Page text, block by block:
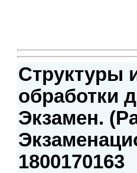
Структуры
обработки
Экзамен.
1800170163